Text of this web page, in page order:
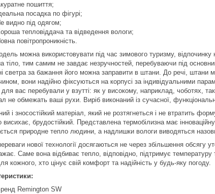
пошиття;
посадка по фігурі;
видно під одягом;
тепловіддача та відведення вологи;
повітропроникність.
можна використовувати під час зимового туризму,
тіло, тим самим не завдає незручностей, перебуваючи під
светра за бажання його можна заправити в штани. До речі,
вони надійно фіксуються на корпусі за індивідуальними
вас перебували у взутті: як у високому, наприклад, чоботях,
не обмежать ваші рухи. Виріб виконаний із сучасної,
і зносостійкий матеріал, який не розтягнеться і не втратить
висихає, брудостійкий. Представлена термобілизна має
природне тепло людини, а надлишки вологи виводяться
нової технології досягаються не через збільшення
Саме вона відбиває тепло, відповідно, підтримує
кожного, хто цінує свій комфорт та надійність у будь-яку погоду.
Remington SW